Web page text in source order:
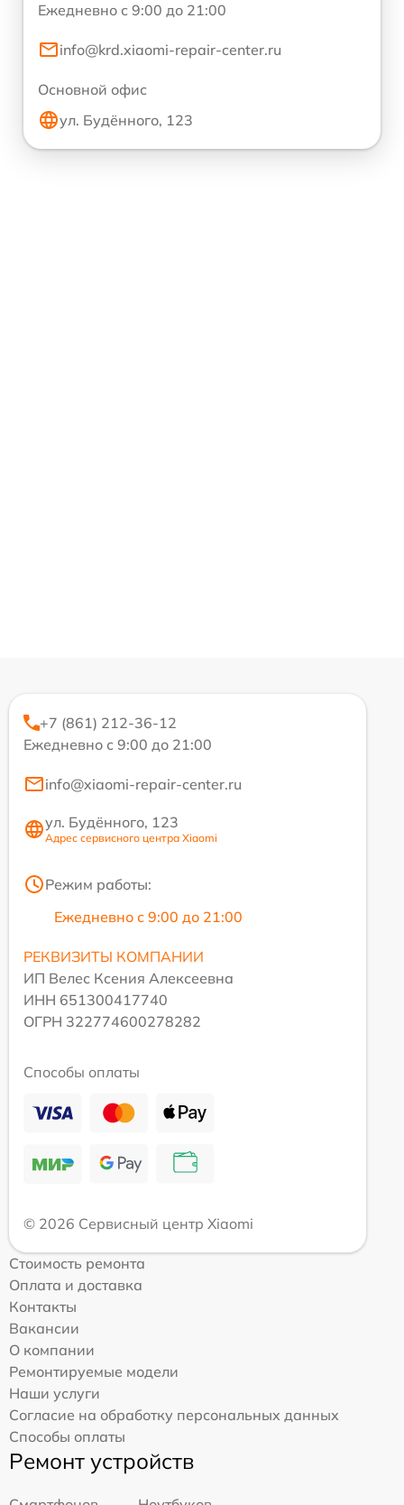
Ежедневно с 9:00 до 21:00
info@krd.xiaomi-repair-center.ru
Основной офис
ул. Будённого, 123
+7 (861) 212-36-12
Ежедневно с 9:00 до 21:00
info@xiaomi-repair-center.ru
ул. Будённого, 123
Адрес сервисного центра Xiaomi
Режим работы:
Ежедневно с 9:00 до 21:00
РЕКВИЗИТЫ КОМПАНИИ
ИП Велес Ксения Алексеевна
ИНН 651300417740
ОГРН 322774600278282
Способы оплаты
© 2026 Сервисный центр Xiaomi
Стоимость ремонта
Оплата и доставка
Контакты
Вакансии
О компании
Ремонтируемые модели
Наши услуги
Согласие на обработку персональных данных
Способы оплаты
Ремонт устройств